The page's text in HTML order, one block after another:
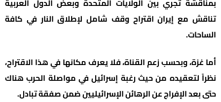
بمناقشة تجري بين الولايات المتحدة وبعض الدول العربية
تناقش مع إيران اقتراح وقف شامل لإطلاق النار في كافة
الساحات.
أما غزة، وبحسب زعم القناة، فلا يعرف مكانها في هذا الاقتراح،
نظراً لتعقيده من حيث رغبة إسرائيل في مواصلة الحرب هناك
حتى بعد الإفراج عن الرهائن الإسرائيليين ضمن صفقة تبادل.